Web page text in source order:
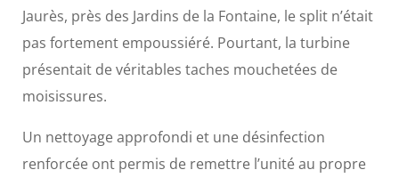
Jaurès, près des Jardins de la Fontaine, le split n’était
pas fortement empoussiéré. Pourtant, la turbine
présentait de véritables taches mouchetées de
moisissures.
Un nettoyage approfondi et une désinfection
renforcée ont permis de remettre l’unité au propre